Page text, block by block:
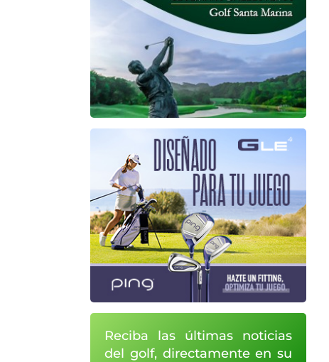
Reciba las últimas noticias
del golf, directamente en su